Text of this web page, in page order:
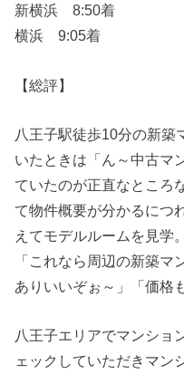
新横浜 8:50着
横浜 9:05着
【総評】
八王子駅徒歩10分の新築
いたときは「ん～中古マ
ていたのが正直なところ
て物件概要が分かるにつ
えてモデルルームを見学
「これなら周辺の新築
ありいいぞぉ～」「価格
八王子エリアでマンショ
ェックしていただきマン